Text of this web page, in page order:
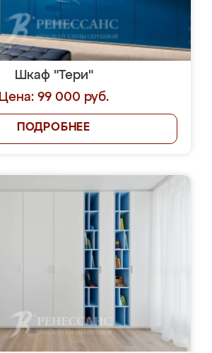
Шкаф "Тери"
Цена: 99 000 руб.
ПОДРОБНЕЕ